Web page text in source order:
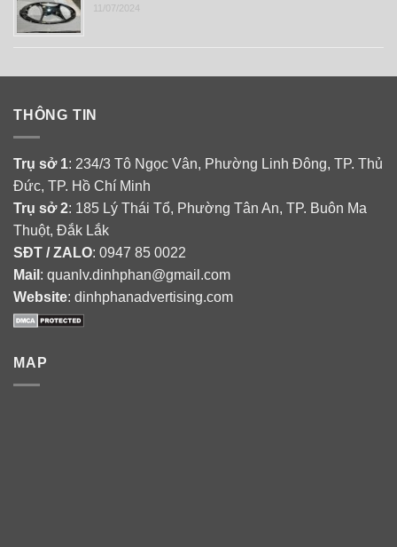
11/07/2024
THÔNG TIN
Trụ sở 1: 234/3 Tô Ngọc Vân, Phường Linh Đông, TP. Thủ
Đức, TP. Hồ Chí Minh
Trụ sở 2: 185 Lý Thái Tổ, Phường Tân An, TP. Buôn Ma
Thuột, Đắk Lắk
SĐT / ZALO: 0947 85 0022
Mail : quanlv.dinhphan@gmail.com
Website: dinhphanadvertising.com
MAP